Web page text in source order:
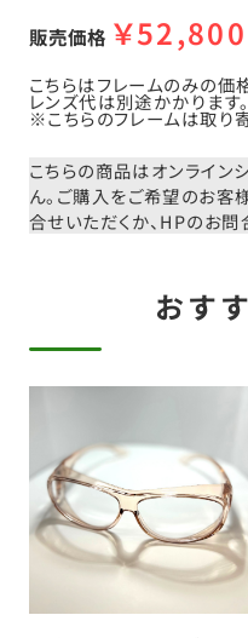
販売価格 ￥52,800
こちらはフレームのみの価
レンズ代は別途かかります
※こちらのフレームは取り
こちらの商品はオンライン
ん。 ご購入をご希望のお客
合せいただくか、HPのお問
おす